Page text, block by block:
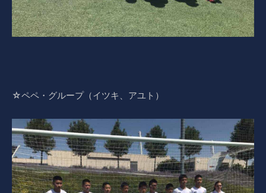
☆ペペ・グループ（イツキ、アユト）